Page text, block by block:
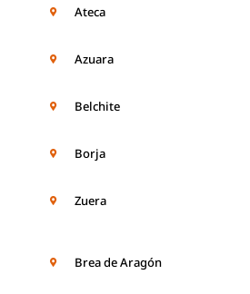
Ateca
Azuara
Belchite
Borja
Zuera
Brea de Aragón